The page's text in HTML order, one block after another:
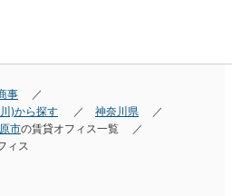
事
)から探す
神奈川県
市の賃貸オフィス一覧
ィス